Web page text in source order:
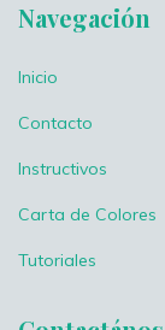
Navegación
Inicio
Contacto
Instructivos
Carta de Colores
Tutoriales